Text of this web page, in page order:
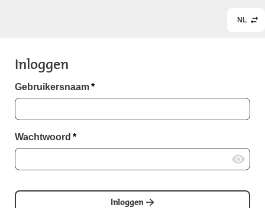
NL
Inloggen
Gebruikersnaam*
Wachtwoord *
Inloggen